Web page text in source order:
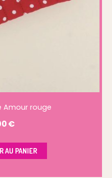
Amour rouge
€
AU PANIER